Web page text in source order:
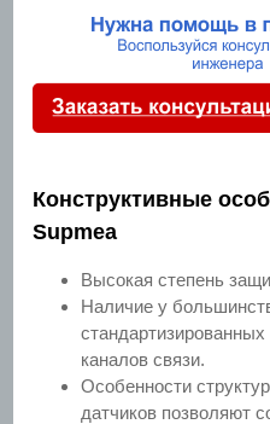
Конструктивные
Supmea
Высокая степень
Наличие у
каналов связи.
Особенности
датчиков позволяют